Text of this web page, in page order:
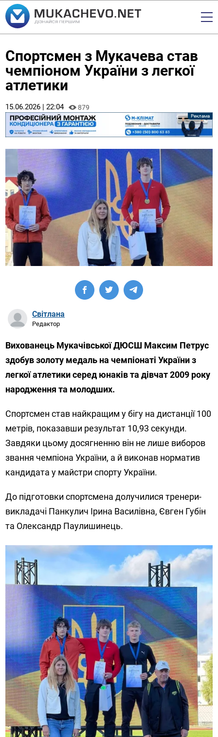
Спортсмен з Мукачева став
чемпіоном України з легкої
атлетики
15.06.2026 | 22:04 879
Світлана
Редактор
Вихованець Мукачівської ДЮСШ Максим Петрус
здобув золоту медаль на чемпіонаті України з
легкої атлетики серед юнаків та дівчат 2009 року
народження та молодших.
Спортсмен став найкращим у бігу на дистанції 100
метрів, показавши результат 10,93 секунди.
Завдяки цьому досягненню він не лише виборов
звання чемпіона України, а й виконав норматив
кандидата у майстри спорту України.
До підготовки спортсмена долучилися тренери-
викладачі Панкулич Ірина Василівна, Євген Губін
та Олександр Паулишинець.